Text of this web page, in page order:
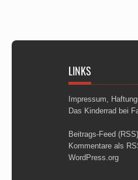
LINKS
Impressum,
Das Kinderrad bei
Beitrags-Feed (RSS)
Kommentare als
WordPress.org